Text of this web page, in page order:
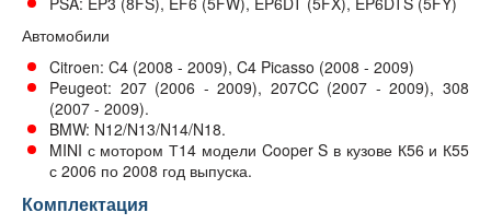
Автомобили
Citroen: C4 (2008 - 2009), C4 Picasso (2008 - 2009)
Peugeot: 207 (2006 - 2009), 207CC (2007 - 2009), 308
(2007 - 2009).
BMW: N12/N13/N14/N18.
MINI с мотором Т14 модели Cooper S в кузове К56 и К55
с 2006 по 2008 год выпуска.
Комплектация